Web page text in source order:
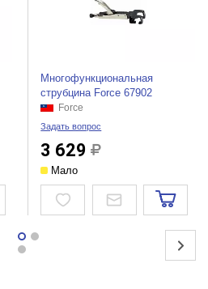
Многофункциональная
струбцина Force 67902
Force
Задать вопрос
3 629
Мало